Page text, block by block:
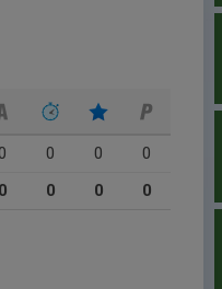
0 0
0
0 0 0 0